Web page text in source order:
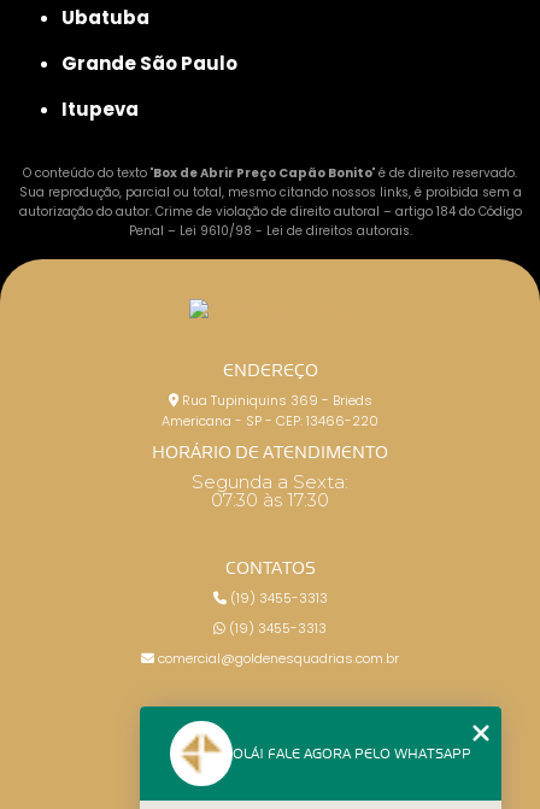
Ubatuba
Grande São Paulo
Itupeva
O conteúdo do texto "Box de Abrir Preço Capão Bonito" é de direito reservado.
Sua reprodução, parcial ou total, mesmo citando nossos links, é proibida sem a
autorização do autor. Crime de violação de direito autoral – artigo 184 do Código
Penal – Lei 9610/98 - Lei de direitos autorais.
ENDEREÇO
Rua Tupiniquins 369 - Brieds
Americana - SP - CEP: 13466-220
HORÁRIO DE ATENDIMENTO
Segunda a Sexta:
07:30 às 17:30
CONTATOS
(19) 3455-3313
(19) 3455-3313
comercial@goldenesquadrias.com.br
HOME
OLÁ! FALE AGORA PELO WHATSAPP